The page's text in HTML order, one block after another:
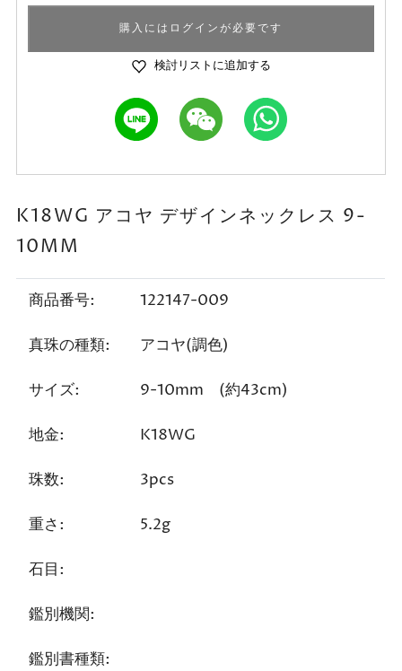
購入にはログインが必要です
検討リストに追加する
K18WG アコヤ デザインネックレス 9-
10MM
商品番号: 122147-009
真珠の種類: アコヤ(調色)
サイズ: 9-10mm (約43cm)
地金: K18WG
珠数: 3pcs
重さ: 5.2g
石目:
鑑別機関:
鑑別書種類: